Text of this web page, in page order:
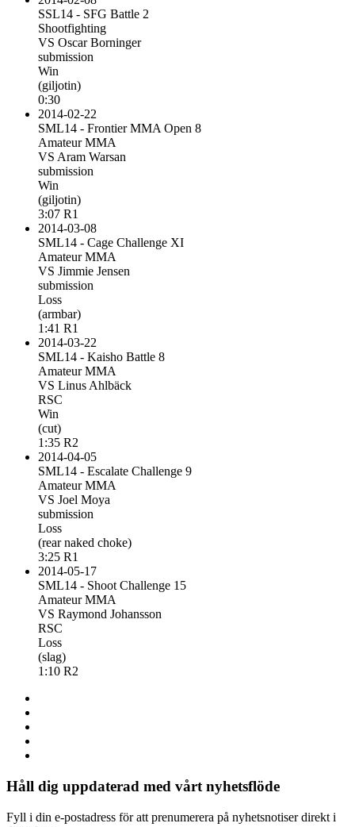
SSL14 - SFG Battle 2
Shootfighting
VS Oscar Borninger
submission
Win
(giljotin)
0:30
2014-02-22
SML14 - Frontier MMA Open 8
Amateur MMA
VS Aram Warsan
submission
Win
(giljotin)
3:07 R1
2014-03-08
SML14 - Cage Challenge XI
Amateur MMA
VS Jimmie Jensen
submission
Loss
(armbar)
1:41 R1
2014-03-22
SML14 - Kaisho Battle 8
Amateur MMA
VS Linus Ahlbäck
RSC
Win
(cut)
1:35 R2
2014-04-05
SML14 - Escalate Challenge 9
Amateur MMA
VS Joel Moya
submission
Loss
(rear naked choke)
3:25 R1
2014-05-17
SML14 - Shoot Challenge 15
Amateur MMA
VS Raymond Johansson
RSC
Loss
(slag)
1:10 R2
Håll dig uppdaterad med vårt nyhetsflöde
Fyll i din e-postadress för att prenumerera på nyhetsnotiser direkt i